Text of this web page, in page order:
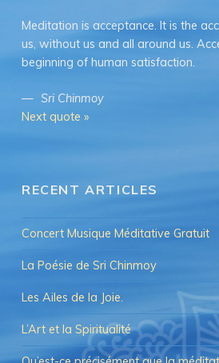
Meditation is acceptance. It is the
us, without us and all around us.
beginning of human satisfaction.
— Sri Chinmoy
Next quote »
RECENT ARTICLES
Concert Musique Méditative Gratuit
La Poésie de Sri Chinmoy
Les Ailes de la Joie.
L’Art et la Spiritualité